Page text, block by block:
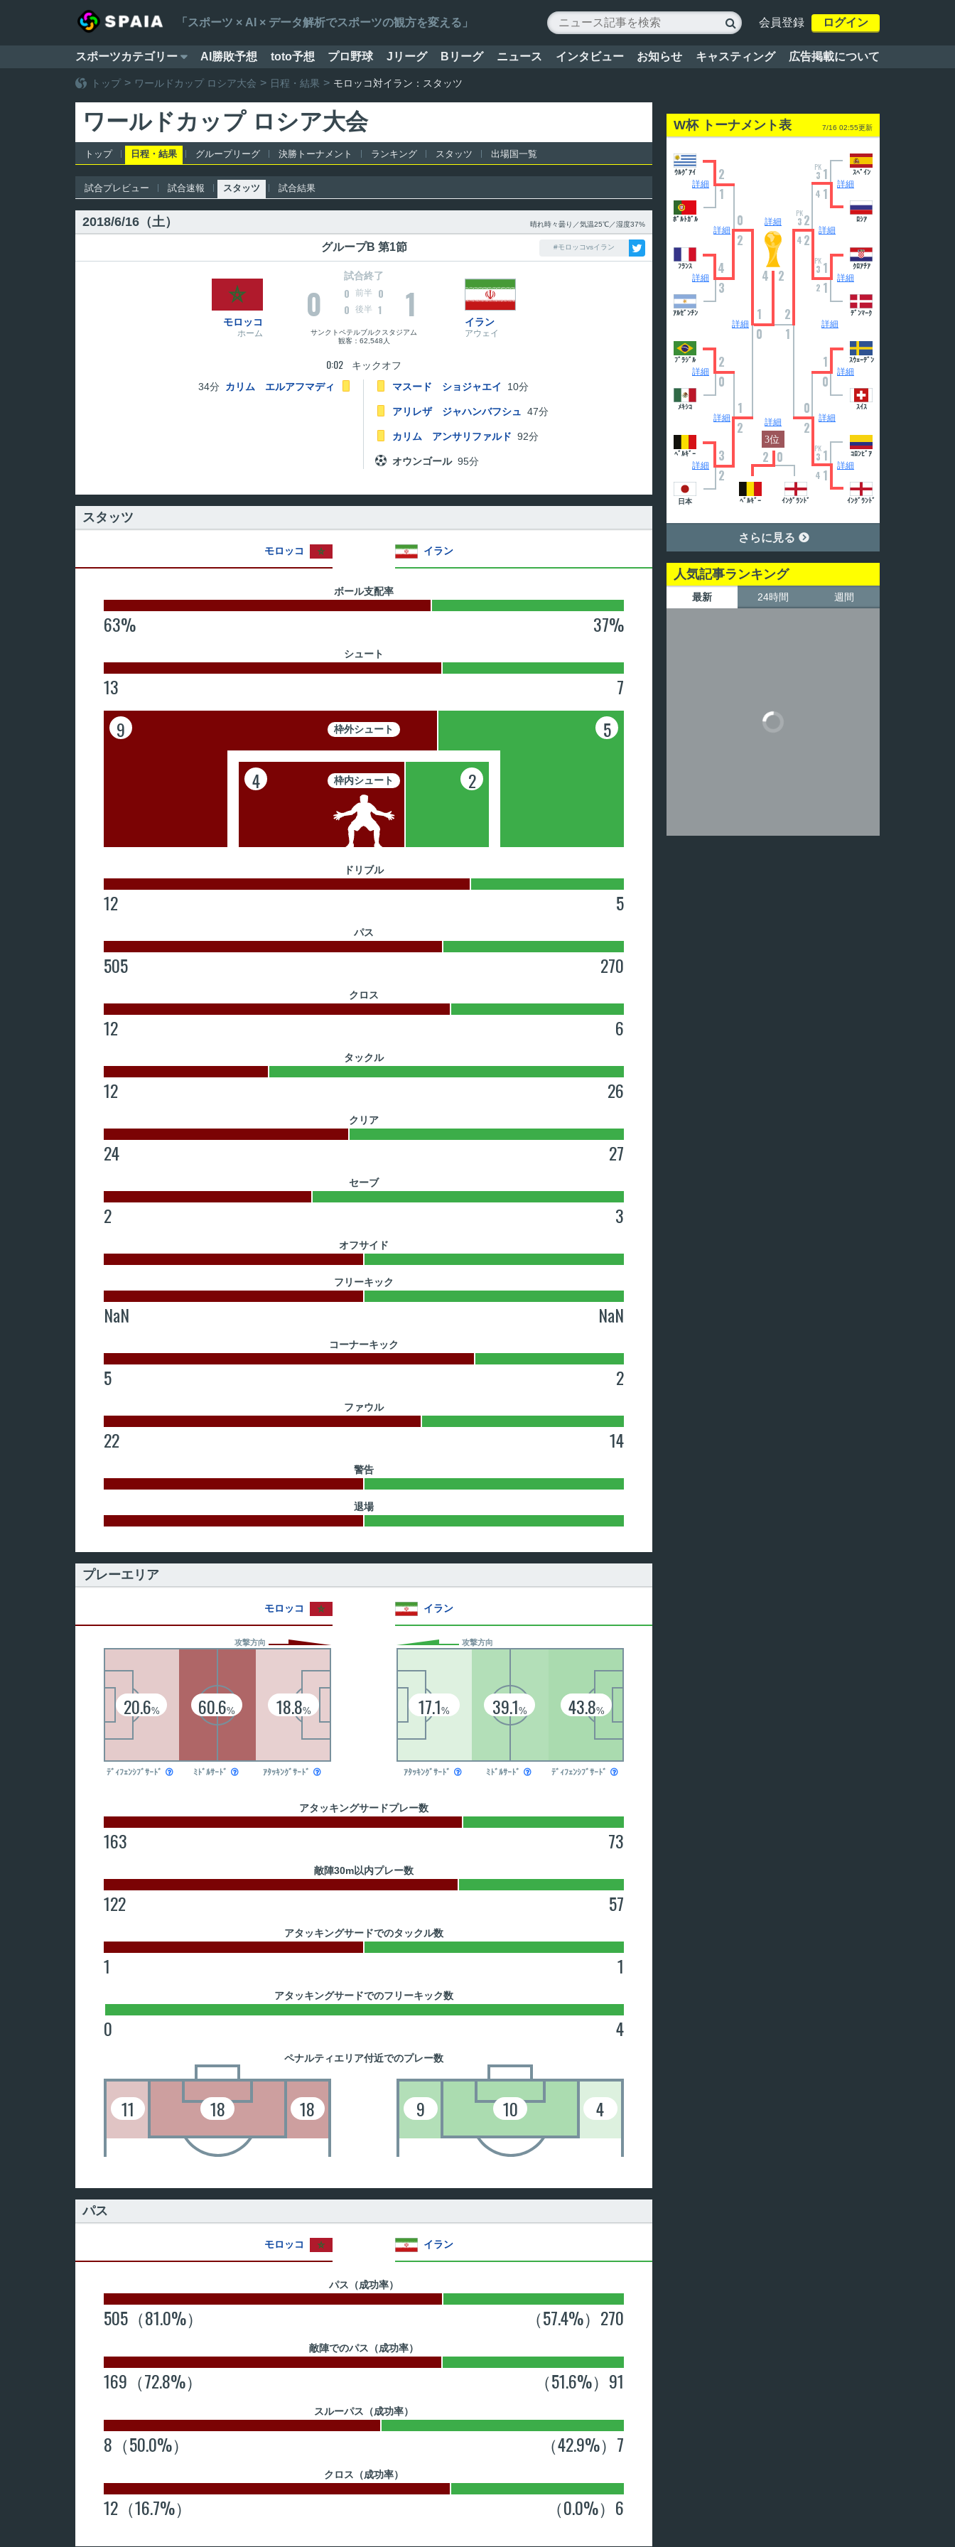
「スポーツ × AI × データ解析でスポーツの観方を変える」  会員登録 ログイン
スポーツカテゴリー  AI勝敗予想 toto予想 プロ野球 Jリーグ Bリーグ ニュース インタビュー お知らせ キャスティング 広告掲載について
トップ ワールドカップ ロシア大会 日程・結果 モロッコ対イラン：スタッツ
ワールドカップ ロシア大会
トップ 日程・結果 グループリーグ 決勝トーナメント ランキング スタッツ 出場国一覧
試合プレビュー 試合速報 スタッツ 試合結果
2018/6/16（土） 晴れ時々曇り／気温25℃／湿度37%
グループB 第1節 #モロッコvsイラン
モロッコ
ホーム
試合終了
0 1
0 前半
0
0
後半 1
サンクトペテルブルクスタジアム
観客：62,548人
イラン
アウェイ
0:02
キックオフ
34分 カリム エルアフマディ 10分
マスード ショジャエイ
47分
アリレザ ジャハンバフシュ
92分
カリム アンサリファルド
95分
オウンゴール
スタッツ
モロッコ イラン
ボール支配率
63% 37%
シュート
13 7
枠外シュート
9 5
枠内シュート
4 2
ドリブル
12 5
パス
505 270
クロス
12 6
タックル
12 26
クリア
24 27
セーブ
2 3
オフサイド
フリーキック
NaN NaN
コーナーキック
5 2
ファウル
22 14
警告
退場
プレーエリア
モロッコ イラン
攻撃方向
ﾃﾞｨﾌｪﾝｼﾌﾞｻｰﾄﾞ 
20.6%
ﾐﾄﾞﾙｻｰﾄﾞ 
60.6%
ｱﾀｯｷﾝｸﾞｻｰﾄﾞ 
18.8%
攻撃方向
ﾃﾞｨﾌｪﾝｼﾌﾞｻｰﾄﾞ 
43.8%
ﾐﾄﾞﾙｻｰﾄﾞ 
39.1%
ｱﾀｯｷﾝｸﾞｻｰﾄﾞ 
17.1%
アタッキングサードプレー数
163 73
敵陣30m以内プレー数
122 57
アタッキングサードでのタックル数
1 1
アタッキングサードでのフリーキック数
0 4
ペナルティエリア付近でのプレー数
11 18 18 9 10 4
パス
モロッコ イラン
パス（成功率）
505（81.0%） （57.4%）270
敵陣でのパス（成功率）
169（72.8%） （51.6%）91
スルーパス（成功率）
8（50.0%） （42.9%）7
クロス（成功率）
12（16.7%） （0.0%）6
W杯 トーナメント表 7/16 02:55更新
詳細
4 2
詳細
1
0
詳細
2
1
詳細
0
2
詳細
1
2
詳細
PK
3
4
2
2
詳細
0
2
詳細
2
1
詳細
4
3
詳細
2
0
詳細
3
2
詳細
PK
3
4
1
1
詳細
PK
3
2
1
1
詳細
1
0
詳細
PK
3
4
1
1
詳細
2 0
ｳﾙｸﾞｱｲ
ﾎﾟﾙﾄｶﾞﾙ
ﾌﾗﾝｽ
ｱﾙｾﾞﾝﾁﾝ
ﾌﾞﾗｼﾞﾙ
ﾒｷｼｺ
ﾍﾞﾙｷﾞｰ
日本
ｽﾍﾟｲﾝ
ﾛｼｱ
ｸﾛｱﾁｱ
ﾃﾞﾝﾏｰｸ
ｽｳｪｰﾃﾞﾝ
ｽｲｽ
ｺﾛﾝﾋﾞｱ
ｲﾝｸﾞﾗﾝﾄﾞ
ﾍﾞﾙｷﾞｰ ｲﾝｸﾞﾗﾝﾄﾞ
さらに見る 
人気記事ランキング
最新 24時間 週間